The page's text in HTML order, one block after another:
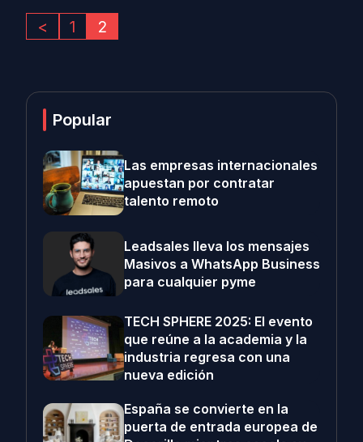
< 1 2
Popular
Las empresas internacionales
apuestan por contratar
talento remoto
Leadsales lleva los mensajes
Masivos a WhatsApp Business
para cualquier pyme
TECH SPHERE 2025: El evento
que reúne a la academia y la
industria regresa con una
nueva edición
España se convierte en la
puerta de entrada europea de